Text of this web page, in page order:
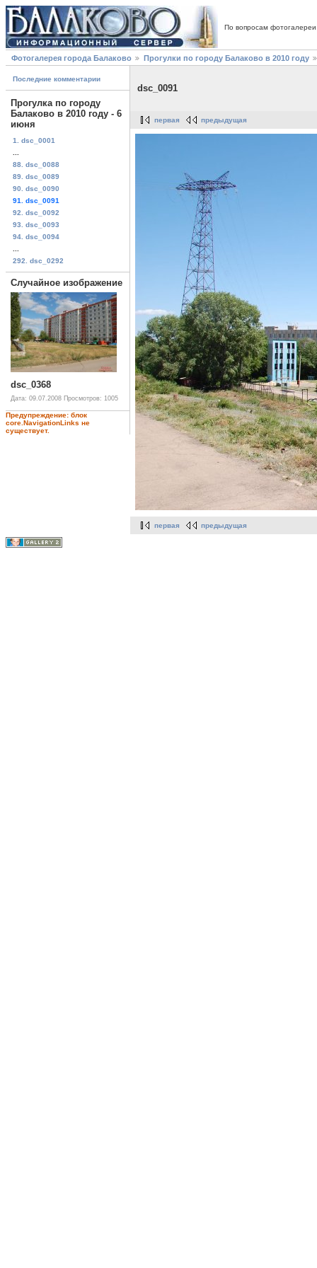
По вопросам
Фотогалерея города Балаково Прогулки по городу Балаково в 2010 году
Последние комментарии
Прогулка по городу
Балаково в 2010 году - 6
июня
1. dsc_0001
88. dsc_0088
89. dsc_0089
90. dsc_0090
91. dsc_0091
92. dsc_0092
93. dsc_0093
94. dsc_0094
292. dsc_0292
Случайное изображение
dsc_0368
Дата: 09.07.2008 Просмотров: 1005
Предупреждение: блок
core.NavigationLinks не
существует.
dsc_0091
первая предыдущая
первая предыдущая